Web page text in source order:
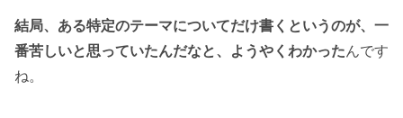
結局、ある特定のテーマについてだけ書くというのが、一
番苦しいと思っていたんだなと、ようやくわかったんです
ね。